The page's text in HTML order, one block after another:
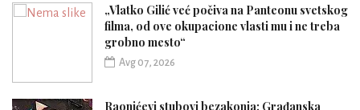
„Vlatko Gilić već počiva na Panteonu svetskog
filma, od ove okupacione vlasti mu i ne treba
grobno mesto“
Avg 07, 2026
Raonićevi stubovi bezakonja: Građanska